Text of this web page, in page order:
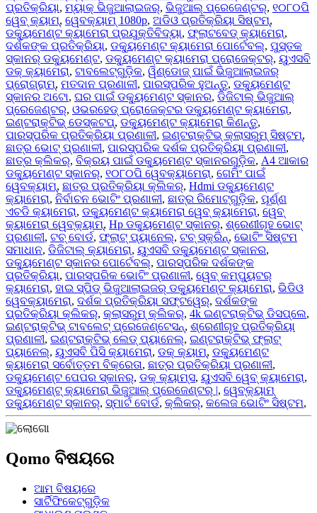
ପ୍ରତିକ୍ରିୟା, ମ୍ୟାକ୍ ଭିଜୁଆଲାଇଜର୍, ଭିଜୁଆଲ୍ ପ୍ରେଜେଣ୍ଟର୍, ୧୦୮୦ପି
ୱେବ୍ କ୍ୟାମ୍, ୱେବକ୍ୟାମ୍ 1080p, ଅଡିଓ ପ୍ରତିକ୍ରିୟା ସିଷ୍ଟମ୍,
ଡକ୍ୟୁମେଣ୍ଟ କ୍ୟାମେରା ପ୍ରଯୁକ୍ତିବିଦ୍ୟା, ଫ୍ଲାଟବେଡ୍ କ୍ୟାମେରା,
ଦର୍ଶକଙ୍କ ପ୍ରତିକ୍ରିୟା, ଡକ୍ୟୁମେଣ୍ଟ କ୍ୟାମେରା ପୋର୍ଟେବଲ୍, ପୁସ୍ତକ
ସ୍କାନର୍ ଡକ୍ୟୁମେଣ୍ଟ, ଡକ୍ୟୁମେଣ୍ଟ କ୍ୟାମେରା ପ୍ରୋଜେକ୍ଟର୍, ୟୁଏସବି
ଡକ୍ କ୍ୟାମେରା, ଟାବଲେଟ୍‌ଗୁଡ଼ିକ, ୱିଣ୍ଡୋଜ୍ ପାଇଁ ଭିଜୁଆଲାଇଜର୍
ପ୍ରୋଗ୍ରାମ୍, ମତଦାନ ପ୍ରଣାଳୀ, ପାରସ୍ପରିକ ହୁଅନ୍ତୁ, ଡକ୍ୟୁମେଣ୍ଟ
ସ୍କାନର ଅଟୋ, ଘର ପାଇଁ ଡକ୍ୟୁମେଣ୍ଟ ସ୍କାନର, ଡିଜିଟାଲ୍ ଭିଜୁଆଲ୍
ପ୍ରେଜେଣ୍ଟର୍, ଓଭରହେଡ୍ ପ୍ରୋଜେକ୍ଟର ଡକ୍ୟୁମେଣ୍ଟ କ୍ୟାମେରା,
ଇଣ୍ଟରାକ୍ଟିଭ୍ ଡେସ୍କଟପ୍, ଡକ୍ୟୁମେଣ୍ଟ କ୍ୟାମେରା କିଣନ୍ତୁ,
ପାରସ୍ପରିକ ପ୍ରତିକ୍ରିୟା ପ୍ରଣାଳୀ, ଇଣ୍ଟରାକ୍ଟିଭ୍ କ୍ଲାସରୁମ୍ ସିଷ୍ଟମ୍,
ଛାତ୍ର ଭୋଟ୍ ପ୍ରଣାଳୀ, ପାରସ୍ପରିକ ଦର୍ଶକ ପ୍ରତିକ୍ରିୟା ପ୍ରଣାଳୀ,
ଛାତ୍ର କ୍ଲିକର୍, ବିକ୍ରୟ ପାଇଁ ଡକ୍ୟୁମେଣ୍ଟ ସ୍କାନରଗୁଡ଼ିକ, A4 ଆକାର
ଡକ୍ୟୁମେଣ୍ଟ ସ୍କାନର୍, ୧୦୮୦ପି ୱେବକ୍ୟାମେରା, ଗେମିଂ ପାଇଁ
ୱେବକ୍ୟାମ୍, ଛାତ୍ର ପ୍ରତିକ୍ରିୟା କ୍ଲିକର୍, Hdmi ଡକ୍ୟୁମେଣ୍ଟ
କ୍ୟାମେରା, ନିର୍ବାଚନ ଭୋଟିଂ ପ୍ରଣାଳୀ, ଛାତ୍ର ରିମୋଟ୍‌ଗୁଡ଼ିକ, ପୂର୍ଣ୍ଣ
ଏଚଡି କ୍ୟାମେରା, ଡକ୍ୟୁମେଣ୍ଟ କ୍ୟାମେରା ୱେବ୍ କ୍ୟାମେରା, ୱେବ୍
କ୍ୟାମେରା ୱେବ୍‌କ୍ୟାମ୍, Hp ଡକ୍ୟୁମେଣ୍ଟ ସ୍କାନର୍‌, ଶ୍ରେଣୀଗୃହ ଭୋଟ୍
ପ୍ରଣାଳୀ, ଟଚ୍ ବୋର୍ଡ, ଫ୍ଲାଟ୍ ପ୍ୟାନେଲ୍, ଟଚ୍ ସ୍କ୍ରିନ୍, ଭୋଟିଂ ସିଷ୍ଟମ
ସମାଧାନ, ଡିଜିଟାଲ୍ କ୍ୟାମେରା, ୟୁଏସବି ଡକ୍ୟୁମେଣ୍ଟ ସ୍କାନର,
ଡକ୍ୟୁମେଣ୍ଟ ସ୍କାନର ପୋର୍ଟେବଲ୍, ପାରସ୍ପରିକ ଦର୍ଶକଙ୍କ
ପ୍ରତିକ୍ରିୟା, ପାରସ୍ପରିକ ଭୋଟିଂ ପ୍ରଣାଳୀ, ୱେବ୍ କମ୍ପ୍ୟୁଟର୍
କ୍ୟାମେରା, ହାଇ ସ୍ପିଡ୍ ଭିଜୁଆଲାଇଜର୍ ଡକ୍ୟୁମେଣ୍ଟ କ୍ୟାମେରା, ଭିଡିଓ
ୱେବକ୍ୟାମେରା, ଦର୍ଶକ ପ୍ରତିକ୍ରିୟା ସଫ୍ଟୱେର୍, ଦର୍ଶକଙ୍କ
ପ୍ରତିକ୍ରିୟା କ୍ଲିକର୍, କ୍ଲାସରୁମ୍ କ୍ଲିକର୍, 4k ଇଣ୍ଟରାକ୍ଟିଭ୍ ଡିସପ୍ଲେ,
ଇଣ୍ଟରାକ୍ଟିଭ୍ ଟାବଲେଟ୍ ପ୍ରେଜେଣ୍ଟେସନ୍, ଶ୍ରେଣୀଗୃହ ପ୍ରତିକ୍ରିୟା
ପ୍ରଣାଳୀ, ଇଣ୍ଟରାକ୍ଟିଭ୍ ଲେଡ୍ ପ୍ୟାନେଲ୍, ଇଣ୍ଟରାକ୍ଟିଭ୍ ଫ୍ଲାଟ୍
ପ୍ୟାନେଲ୍, ୟୁଏସବି ପିସି କ୍ୟାମେରା, ଡକ୍ କ୍ୟାମ୍, ଡକ୍ୟୁମେଣ୍ଟ
କ୍ୟାମେରା ସର୍ବୋତ୍ତମ ବିକ୍ରେତା, ଛାତ୍ର ପ୍ରତିକ୍ରିୟା ପ୍ରଣାଳୀ,
ଡକ୍ୟୁମେଣ୍ଟ ପେପର ସ୍କାନର୍‍, ଡକ୍ କ୍ୟାମ୍ସ, ୟୁଏସବି ୱେବ୍ କ୍ୟାମେରା,
ଡକ୍ୟୁମେଣ୍ଟ୍ କ୍ୟାମେରା ଭିଜୁଆଲ୍ ପ୍ରେଜେଣ୍ଟର୍ |, ୱେବ୍‍କ୍ୟାମ୍
ଡକ୍ୟୁମେଣ୍ଟ ସ୍କାନର୍‍, ସ୍ମାର୍ଟ ବୋର୍ଡ, କ୍ଲିକର୍, କଲେଜ ଭୋଟିଂ ସିଷ୍ଟମ,
Qomo ବିଷୟରେ
ଆମ ବିଷୟରେ
ସାର୍ଟିଫିକେଟ୍‌ଗୁଡ଼ିକ